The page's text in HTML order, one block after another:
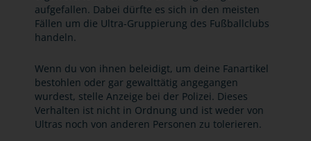
aufgefallen. Dabei dürfte es sich in den meisten
Fällen um die Ultra-Gruppierung des Fußballclubs
handeln.
Wenn du von ihnen beleidigt, um deine Fanartikel
bestohlen oder gar gewalttätig angegangen
wurdest, stelle Anzeige bei der Polizei. Dieses
Verhalten ist nicht in Ordnung und ist weder von
Ultras noch von anderen Personen zu tolerieren.